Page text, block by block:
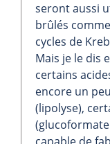
seront aussi
brûlés
cycles de
Mais je le dis
certains
encore un
(lipolyse),